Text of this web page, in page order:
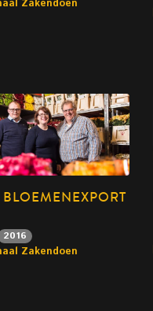
Zakendoen
2016
Zakendoen